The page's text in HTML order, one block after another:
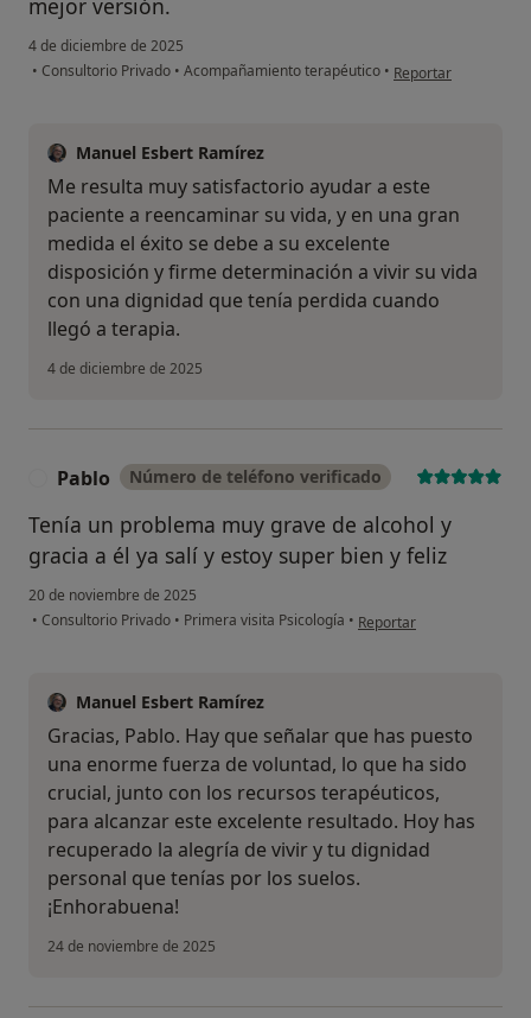
mejor versión.
4 de diciembre de 2025
• Consultorio Privado • Acompañamiento terapéutico • en opinión del
Reportar
Manuel Esbert Ramírez
Me resulta muy satisfactorio ayudar a este
paciente a reencaminar su vida, y en una gran
medida el éxito se debe a su excelente
disposición y firme determinación a vivir su vida
con una dignidad que tenía perdida cuando
llegó a terapia.
4 de diciembre de 2025
Pablo Número de teléfono verificado
Tenía un problema muy grave de alcohol y
gracia a él ya salí y estoy super bien y feliz
20 de noviembre de 2025
• Consultorio Privado • Primera visita Psicología • en opinión del usuario
Reportar
Manuel Esbert Ramírez
Gracias, Pablo. Hay que señalar que has puesto
una enorme fuerza de voluntad, lo que ha sido
crucial, junto con los recursos terapéuticos,
para alcanzar este excelente resultado. Hoy has
recuperado la alegría de vivir y tu dignidad
personal que tenías por los suelos.
¡Enhorabuena!
24 de noviembre de 2025